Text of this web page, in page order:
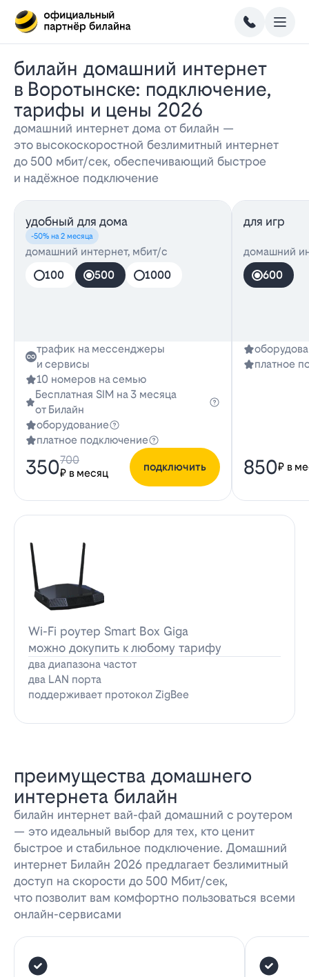
Билайн домашний интернет
в Воротынске: подключение,
тарифы и цены 2026
домашний интернет дома от билайн —
это высокоскоростной безлимитный интернет
до 500 мбит/сек, обеспечивающий быстрое
и надёжное подключение
удобный для дома
-50% на 2 месяца
домашний интернет, мбит/с
100
500 1000
трафик на мессенджеры
и сервисы
10 номеров на семью
Бесплатная SIM на 3 месяца
от Билайн
оборудование
платное подключение
350₽ в месяц
700
подключить
для игр
домашний
600
платное
850₽ в
Wi-Fi роутер Smart Box Giga
можно докупить к любому тарифу
два диапазона частот
два LAN порта
поддерживает протокол ZigBee
преимущества домашнего
интернета билайн
билайн интернет вай-фай домашний с роутером
— это идеальный выбор для тех, кто ценит
быстрое и стабильное подключение. Домашний
интернет Билайн 2026 предлагает безлимитный
доступ на скорости до 500 Мбит/сек,
что позволит вам комфортно пользоваться всеми
онлайн-сервисами